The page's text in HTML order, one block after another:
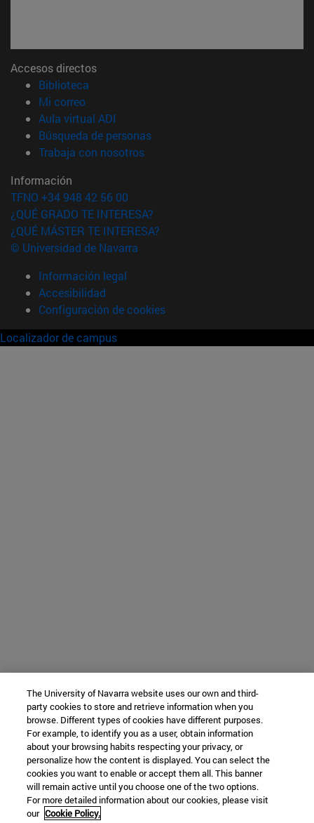
Accesos directos
Biblioteca
Mi correo(abre en nueva ventana)
Aula virtual ADI
Búsqueda de personas(abre en nueva ventana)
Trabaja con nosotros(abre en nueva ventana)
Información
TFNO +34 948 42 56 00
¿QUÉ GRADO TE INTERESA?
¿QUÉ MÁSTER TE INTERESA?
© Universidad de Navarra
Información legal
Accesibilidad
Configuración de cookies
Localizador de campus
The University of Navarra website uses our own and third-
party cookies to store and retrieve information when you
browse. Different types of cookies have different purposes.
For example, to identify you as a user, obtain information
about your browsing habits respecting your privacy, or
personalize how the content is displayed. You can select the
cookies you want to enable or accept them all. This banner
will remain active until you choose one of the two options.
For more detailed information about our cookies, please visit
our Cookie Policy.